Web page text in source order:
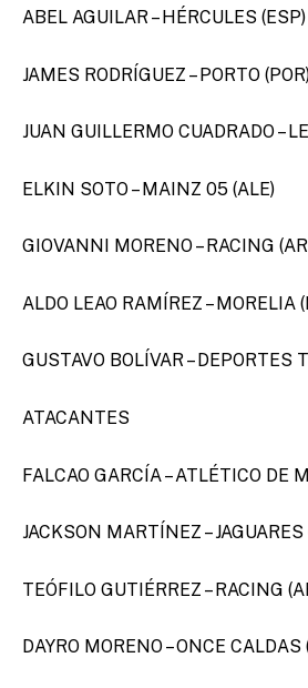
ABEL AGUILAR – HÉRCULES (ESP)
JAMES RODRÍGUEZ – PORTO
JUAN GUILLERMO CUADRADO –
ELKIN SOTO – MAINZ 05 (ALE)
GIOVANNI MORENO – RACING
ALDO LEAO RAMÍREZ – MORELIA
GUSTAVO BOLÍVAR – DEPORTES
ATACANTES
FALCAO GARCÍA – ATLÉTICO DE
JACKSON MARTÍNEZ –
TEÓFILO GUTIÉRREZ – RACING
DAYRO MORENO – ONCE CALDAS